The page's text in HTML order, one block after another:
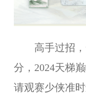
高手过招
分，2024天梯
请观赛少侠准